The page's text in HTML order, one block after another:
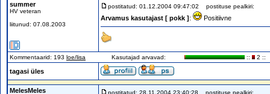
summer
HV veteran
liitunud: 07.08.2003
postitatud: 01.12.2004 09:47:02 postituse pealkiri:
Arvamus kasutajast [ pokk ]: Positiivne
Kommentaarid: 193 loe/lisa Kasutajad arvavad: :: 2 ::
tagasi üles
MelesMeles postitatud: 28.11.2004 23:40:28 postituse pealkiri: